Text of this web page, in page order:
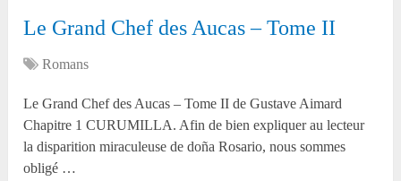
Le Grand Chef des Aucas – Tome II
Romans
Le Grand Chef des Aucas – Tome II de Gustave Aimard
Chapitre 1 CURUMILLA. Afin de bien expliquer au lecteur
la disparition miraculeuse de doña Rosario, nous sommes
obligé …